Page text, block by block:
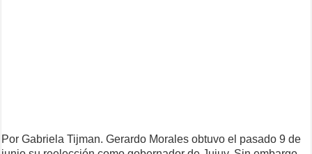
Por Gabriela Tijman. Gerardo Morales obtuvo el pasado 9 de